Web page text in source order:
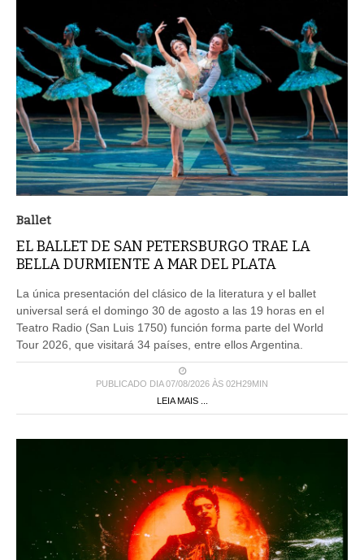
EL BALLET DE SAN PETERSBURGO TRAE LA
BELLA DURMIENTE A MAR DEL PLATA
universal será el domingo 30 de agosto a las 19 horas en el
Teatro Radio (San Luis 1750) función forma parte del World
Tour 2026, que visitará 34 países, entre ellos Argentina.
PUBLICADO DIA 07/08/2026 ÀS 02H29MIN
LEIA MAIS ...